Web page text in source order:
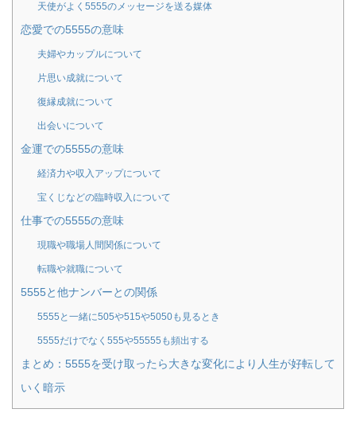
天使がよく5555のメッセージを送る媒体
恋愛での5555の意味
夫婦やカップルについて
片思い成就について
復縁成就について
出会いについて
金運での5555の意味
経済力や収入アップについて
宝くじなどの臨時収入について
仕事での5555の意味
現職や職場人間関係について
転職や就職について
5555と他ナンバーとの関係
5555と一緒に505や515や5050も見るとき
5555だけでなく555や55555も頻出する
まとめ：5555を受け取ったら大きな変化により人生が好転して
いく暗示